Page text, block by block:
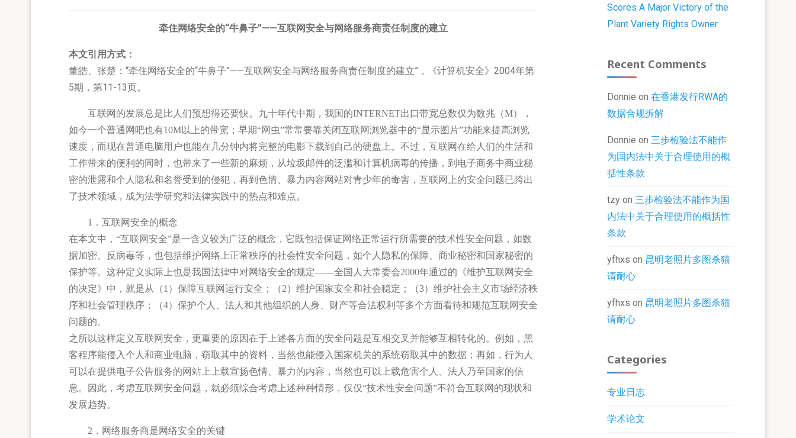
牵住网络安全的“牛鼻子”——互联网安全与网络服务商责任制度的建立
本文引用方式：
董皓、张楚：“牵住网络安全的“牛鼻子”——互联网安全与网络服务商责任制度的建立”，《计算机安全》2004年第
5期，第11-13页。
互联网的发展总是比人们预想得还要快。九十年代中期，我国的INTERNET出口带宽总数仅为数兆（M），
如今一个普通网吧也有10M以上的带宽；早期“网虫”常常要靠关闭互联网浏览器中的“显示图片”功能来提高浏览
速度，而现在普通电脑用户也能在几分钟内将完整的电影下载到自己的硬盘上。不过，互联网在给人们的生活和
工作带来的便利的同时，也带来了一些新的麻烦，从垃圾邮件的泛滥和计算机病毒的传播，到电子商务中商业秘
密的泄露和个人隐私和名誉受到的侵犯，再到色情、暴力内容网站对青少年的毒害，互联网上的安全问题已跨出
了技术领域，成为法学研究和法律实践中的热点和难点。
1．互联网安全的概念
在本文中，“互联网安全”是一含义较为广泛的概念，它既包括保证网络正常运行所需要的技术性安全问题，如数
据加密、反病毒等，也包括维护网络上正常秩序的社会性安全问题，如个人隐私的保障、商业秘密和国家秘密的
保护等。这种定义实际上也是我国法律中对网络安全的规定——全国人大常委会2000年通过的《维护互联网安全
的决定》中，就是从（1）保障互联网运行安全；（2）维护国家安全和社会稳定；（3）维护社会主义市场经济秩
序和社会管理秩序；（4）保护个人、法人和其他组织的人身、财产等合法权利等多个方面看待和规范互联网安全
问题的。
之所以这样定义互联网安全，更重要的原因在于上述各方面的安全问题是互相交叉并能够互相转化的。例如，黑
客程序能侵入个人和商业电脑，窃取其中的资料，当然也能侵入国家机关的系统窃取其中的数据；再如，行为人
可以在提供电子公告服务的网站上上载宣扬色情、暴力的内容，当然也可以上载危害个人、法人乃至国家的信
息。因此，考虑互联网安全问题，就必须综合考虑上述种种情形，仅仅“技术性安全问题”不符合互联网的现状和
发展趋势。
2．网络服务商是网络安全的关键
Scores A Major Victory of the
Plant Variety Rights Owner
Recent Comments
Donnie on在香港发行RWA的
数据合规拆解
Donnie on三步检验法不能作
为国内法中关于合理使用的概
括性条款
tzy on三步检验法不能作为国
内法中关于合理使用的概括性
条款
yfhxs on 昆明老照片多图杀猫
请耐心
yfhxs on 昆明老照片多图杀猫
请耐心
Categories
专业日志
学术论文